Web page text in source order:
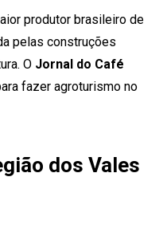
produtor brasileiro de
pelas construções
O Jornal do Café
fazer agroturismo no
dos Vales